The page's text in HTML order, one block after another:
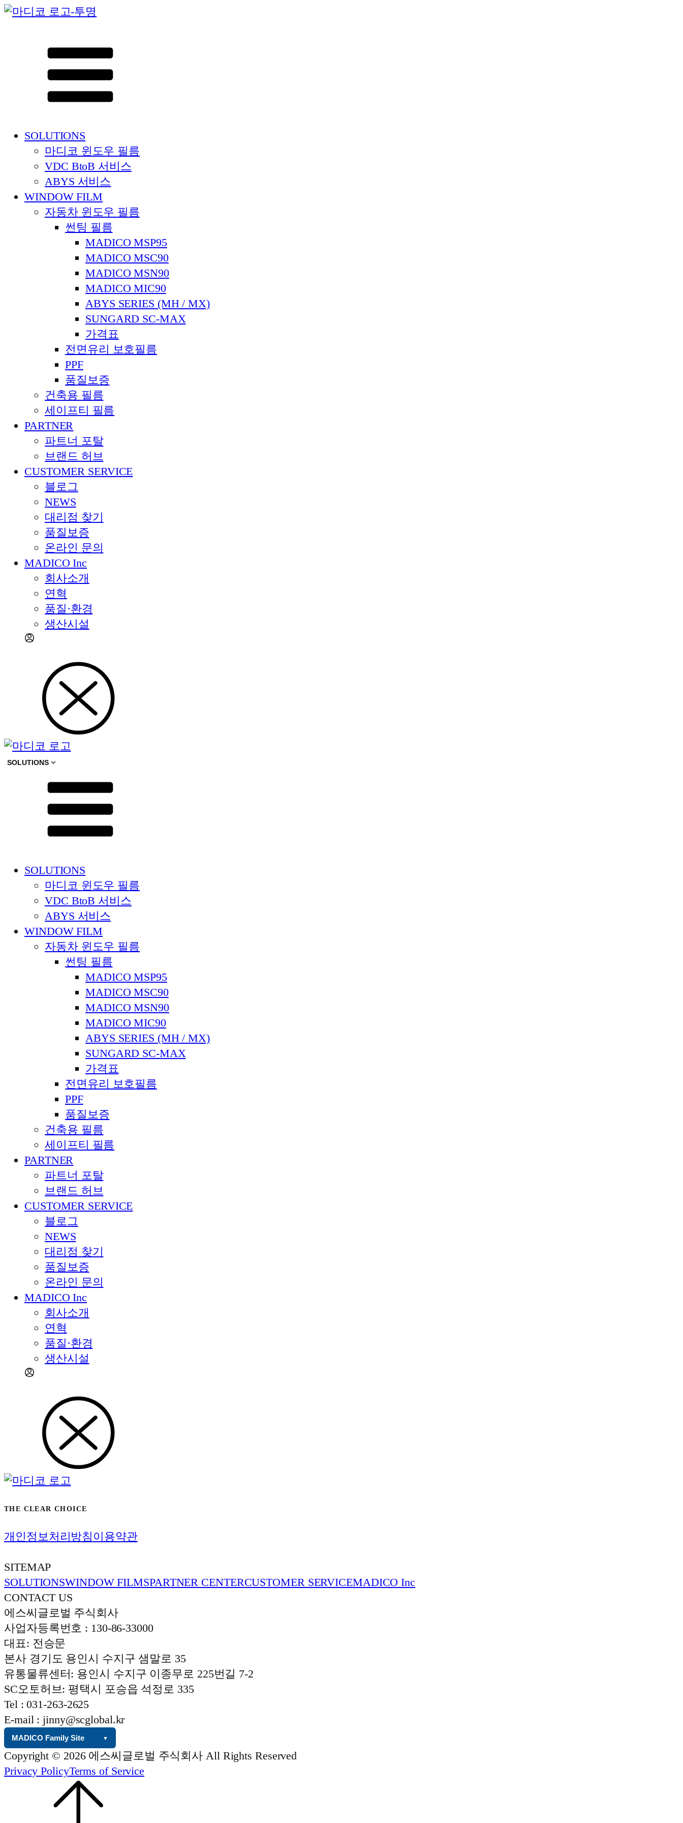
SOLUTIONS
마디코 윈도우 필름
VDC BtoB 서비스
ABYS 서비스
WINDOW FILM
자동차 윈도우 필름
썬팅 필름
MADICO MSP95
MADICO MSC90
MADICO MSN90
MADICO MIC90
ABYS SERIES (MH / MX)
SUNGARD SC-MAX
가격표
전면유리 보호필름
PPF
품질보증
건축용 필름
세이프티 필름
PARTNER
파트너 포탈
브랜드 허브
CUSTOMER SERVICE
블로그
NEWS
대리점 찾기
품질보증
온라인 문의
MADICO Inc
회사소개
연혁
품질·환경
생산시설
SOLUTIONS
SOLUTIONS
마디코 윈도우 필름
VDC BtoB 서비스
ABYS 서비스
WINDOW FILM
자동차 윈도우 필름
썬팅 필름
MADICO MSP95
MADICO MSC90
MADICO MSN90
MADICO MIC90
ABYS SERIES (MH / MX)
SUNGARD SC-MAX
가격표
전면유리 보호필름
PPF
품질보증
건축용 필름
세이프티 필름
PARTNER
파트너 포탈
브랜드 허브
CUSTOMER SERVICE
블로그
NEWS
대리점 찾기
품질보증
온라인 문의
MADICO Inc
회사소개
연혁
품질·환경
생산시설
THE CLEAR CHOICE
개인정보처리방침 이용약관
SITEMAP
SOLUTIONSWINDOW FILMSPARTNER CENTERCUSTOMER SERVICEMADICO Inc
CONTACT US
에스씨글로벌 주식회사
사업자등록번호 : 130-86-33000
대표: 전승문
본사 경기도 용인시 수지구 샘말로 35
유통물류센터: 용인시 수지구 이종무로 225번길 7-2
SC오토허브: 평택시 포승읍 석정로 335
Tel : 031-263-2625
E-mail : jinny@scglobal.kr
MADICO Family Site ▼
Copyright © 2026 에스씨글로벌 주식회사 All Rights Reserved
Privacy PolicyTerms of Service